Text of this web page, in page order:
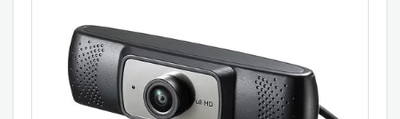
ォールをご使用の場合、ビデオチャット等のインタ
ーネットを利用した機能が使用できない場合があり
ます。※弊社ではUSBカメラ本体のみサポートしてお
ります。Skypeなどのビデオチャットソフトウェア